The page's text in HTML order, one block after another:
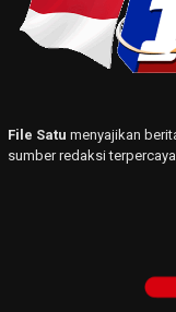
File Satu menyajikan
sumber redaksi